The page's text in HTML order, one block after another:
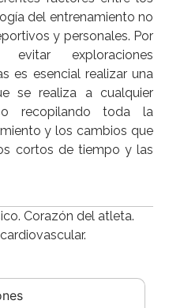
del entrenamiento no
y personales. Por
exploraciones
es esencial realizar una
se realiza a cualquier
recopilando toda la
y los cambios que
cortos de tiempo y las
Corazón del atleta.